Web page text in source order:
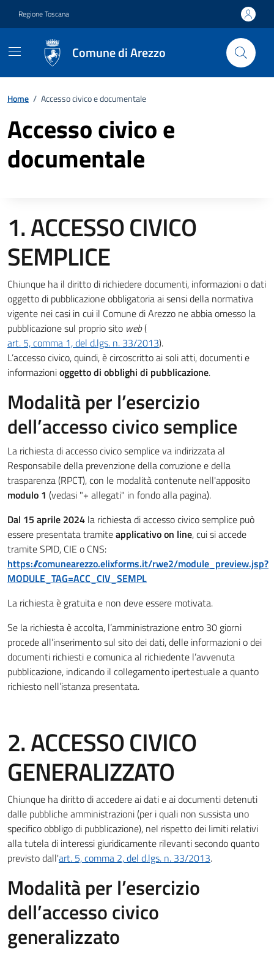
Regione Toscana
Comune di Arezzo
Home / Accesso civico e documentale
Accesso civico e
documentale
Descrizione completa
1. ACCESSO CIVICO
SEMPLICE
Chiunque ha il diritto di richiedere documenti, informazioni o dati
oggetto di pubblicazione obbligatoria ai sensi della normativa
vigente nei casi in cui il Comune di Arezzo ne abbia omesso la
pubblicazione sul proprio sito web(
art. 5, comma 1, del d.lgs. n. 33/2013).
L’accesso civico, quindi, è circoscritto ai soli atti, documenti e
informazionioggetto di obblighi di pubblicazione.
Modalità per l’esercizio
dell’accesso civico semplice
La richiesta di accesso civico semplice va indirizzata al
Responsabile della prevenzione della corruzione e della
trasparenza (RPCT), con le modalità contenute nell'apposito
modulo 1 (vedasi "+ allegati" in fondo alla pagina).
Dal 15 aprile 2024 la richiesta di accesso civico semplice può
essere presentata tramiteapplicativo on line, cui si accede
tramite SPID, CIE o CNS:
https://comunearezzo.elixforms.it/rwe2/module_preview.jsp?
MODULE_TAG=ACC_CIV_SEMPL
La richiesta è gratuita e non deve essere motivata.
Se la richiesta è accolta, l’amministrazione entro 30 giorni
procede all’inserimento sul sito dei dati, delle informazioni o dei
documenti richiesti e comunica al richiedente l’avvenuta
pubblicazione, indicando il collegamento ipertestuale a quanto
richiesto nell’istanza presentata.
2. ACCESSO CIVICO
GENERALIZZATO
Chiunque ha diritto di accedere ai dati e ai documenti detenuti
dalle pubbliche amministrazioni (per i quali non sussista uno
specifico obbligo di pubblicazione), nel rispetto dei limiti relativi
alla tutela di interessi giuridicamente rilevanti secondo quanto
previsto dall'art. 5, comma 2, del d.lgs. n. 33/2013.
Modalità per l’esercizio
dell’accesso civico
generalizzato